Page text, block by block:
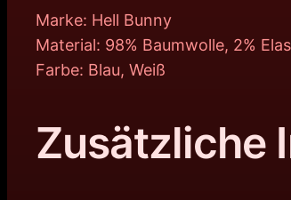
Marke: Hell Bunny
Material: 98% Baumwolle, 2%
Farbe: Blau, Weiß
Zusätzliche